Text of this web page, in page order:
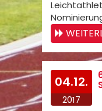
04.12.
2017